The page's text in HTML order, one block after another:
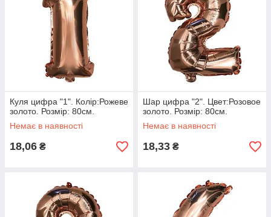
Куля цифра "1". Колір:Рожеве
золото. Розмір: 80см.
Немає в наявності
18,06 ₴
Шар цифра "2". Цвет:Розовое
золото. Розмір: 80см.
Немає в наявності
18,33 ₴